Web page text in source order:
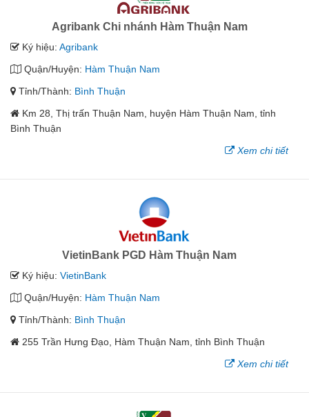
Agribank Chi nhánh Hàm Thuận Nam
Ký hiệu: Agribank
Quận/Huyện: Hàm Thuận Nam
Tỉnh/Thành: Bình Thuận
Km 28, Thị trấn Thuận Nam, huyện Hàm Thuận Nam, tỉnh
Bình Thuận
Xem chi tiết
VietinBank PGD Hàm Thuận Nam
Ký hiệu: VietinBank
Quận/Huyện: Hàm Thuận Nam
Tỉnh/Thành: Bình Thuận
255 Trần Hưng Đạo, Hàm Thuận Nam, tỉnh Bình Thuận
Xem chi tiết